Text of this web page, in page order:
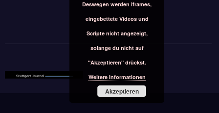
Deswegen werden iframes,
eingebettete Videos und
Scripte nicht angezeigt,
solange du nicht auf
"Akzeptieren" drückst.
Weitere Informationen
Akzeptieren